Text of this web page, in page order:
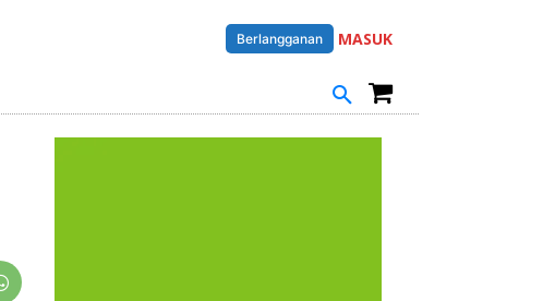
Berlangganan MASUK